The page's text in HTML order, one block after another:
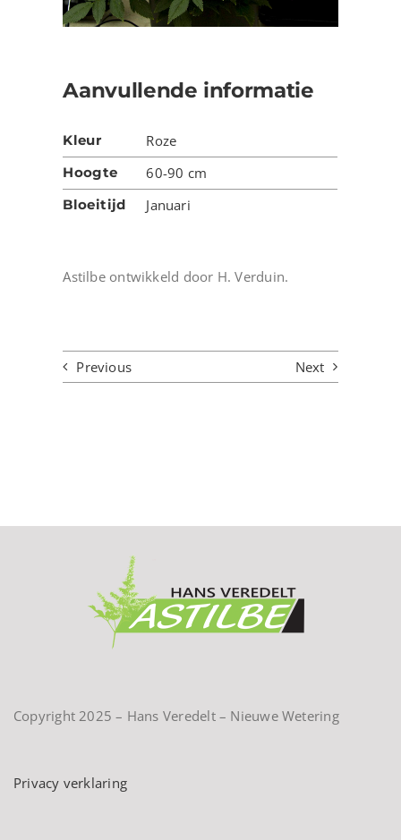
Aanvullende informatie
Kleur Roze
Hoogte 60-90 cm
Bloeitijd Januari
Astilbe ontwikkeld door H. Verduin.
Previous Next
Copyright 2025 – Hans Veredelt – Nieuwe Wetering
Privacy verklaring